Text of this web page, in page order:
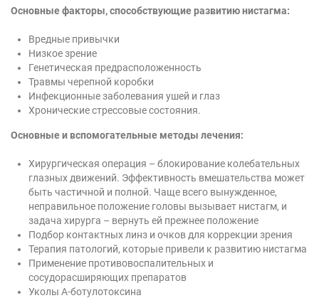
Основные факторы, способствующие развитию нистагма:
Вредные привычки
Низкое зрение
Генетическая предрасположенность
Травмы черепной коробки
Инфекционные заболевания ушей и глаз
Хронические стрессовые состояния.
Основные и вспомогательные методы лечения:
Хирургическая операция – блокирование колебательных
глазных движений. Эффективность вмешательства может
быть частичной и полной. Чаще всего вынужденное,
неправильное положение головы вызывает нистагм, и
задача хирурга – вернуть ей прежнее положение
Подбор контактных линз и очков для коррекции зрения
Терапия патологий, которые привели к развитию нистагма
Применение противовоспалительных и
сосудорасширяющих препаратов
Уколы А-ботулотоксина